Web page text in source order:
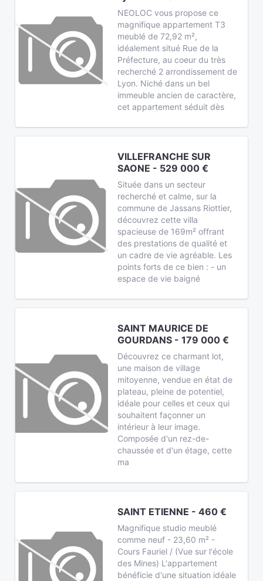
NEOLOC vous propose ce
magnifique appartement T3
meublé de 72,92 m²,
idéalement situé Rue de la
Préfecture, au coeur du très
recherché 2 arrondissement de
Lyon. Niché dans un bel
immeuble ancien de caractère,
cet appartement séduit dès
VILLEFRANCHE SUR
SAONE - 529 000 €
Située dans un secteur
recherché et calme, sur la
commune de Jassans Riottier,
découvrez cette villa
spacieuse de 169m² offrant
des prestations de qualité et
un cadre de vie agréable. Les
points forts de ce bien : - un
espace de vie baigné
SAINT MAURICE DE
GOURDANS - 179 000 €
Découvrez ce charmant lot,
une maison de village
mitoyenne, vendue en état de
plateau, pleine de potentiel,
idéale pour celles et ceux qui
souhaitent façonner un
intérieur à leur image.
Composée d'un rez-de-
chaussée et d'un étage, cette
ma
SAINT ETIENNE - 460 €
Magnifique studio meublé
comme neuf - 23,60 m² -
Cours Fauriel / (Vue sur l'école
des Mines) L'appartement
bénéficie d'une situation idéale